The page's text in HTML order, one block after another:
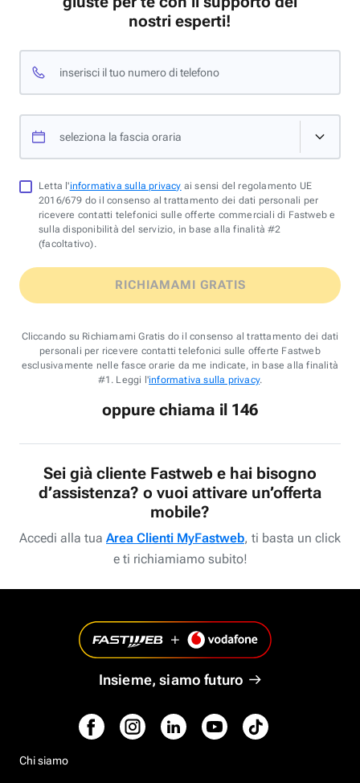
nostri esperti!
inserisci il tuo numero di telefono
seleziona la fascia oraria
Letta l'informativa sulla privacy ai sensi del regolamento UE
2016/679 do il consenso al trattamento dei dati personali per
ricevere contatti telefonici sulle offerte commerciali di Fastweb e
sulla disponibilità del servizio, in base alla finalità #2
(facoltativo).
RICHIAMAMI GRATIS
Cliccando su Richiamami Gratis do il consenso al trattamento dei dati
personali per ricevere contatti telefonici sulle offerte Fastweb
esclusivamente nelle fasce orarie da me indicate, in base alla finalità
#1. Leggi l'informativa sulla privacy.
oppure chiama il 146
Sei già cliente Fastweb e hai bisogno
d’assistenza? o vuoi attivare un’offerta
mobile?
Accedi alla tua Area Clienti MyFastweb, ti basta un click
e ti richiamiamo subito!
Insieme, siamo futuro
Chi siamo